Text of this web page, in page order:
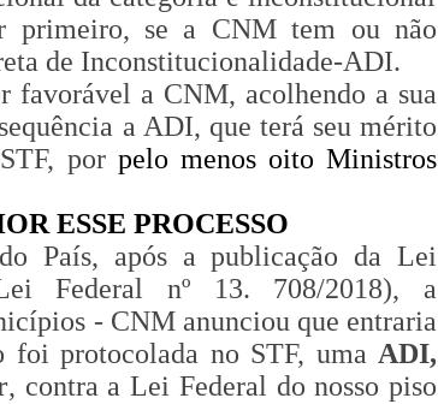
primeiro, se a CNM tem ou não
de Inconstitucionalidade-ADI.
favorável a CNM, acolhendo a sua
a ADI, que terá seu mérito
por pelo menos oito Ministros
ESSE PROCESSO
País, após a publicação da Lei
Federal nº 13. 708/2018), a
- CNM anunciou que entraria
protocolada no STF, uma ADI,
, contra a Lei Federal do nosso piso